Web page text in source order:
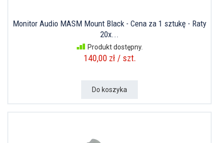
Monitor Audio MASM Mount Black - Cena za 1 sztukę - Raty
20x...
Produkt dostępny.
140,00 zł / szt.
Do koszyka